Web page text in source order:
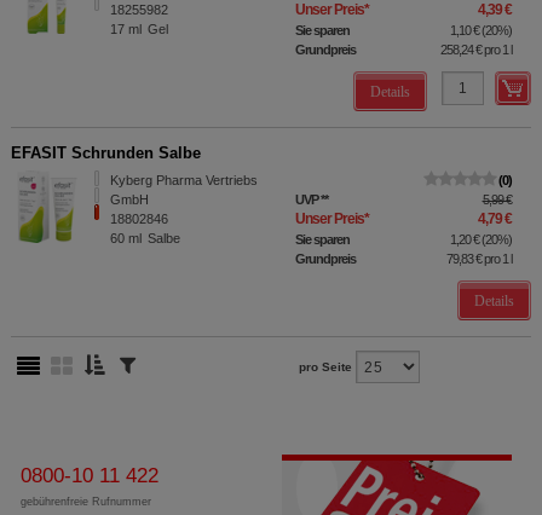
18255982
17 ml Gel
Unser Preis* 4,39 €
Sie sparen 1,10 €(20%)
Grundpreis
258,24 €pro 1 l
Details
EFASIT Schrunden Salbe
Kyberg Pharma Vertriebs
GmbH
18802846
60 ml Salbe
0
UVP** 5,99 €
Unser Preis* 4,79 €
Sie sparen 1,20 €(20%)
Grundpreis
79,83 €pro 1 l
Details
pro Seite
0800-10 11 422
gebührenfreie Rufnummer